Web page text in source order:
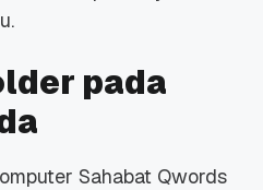
pada
Sahabat Qwords